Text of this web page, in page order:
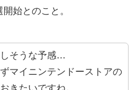
始とのこと。
そうな予感…
マイニンテンドーストアの
きたいですね。